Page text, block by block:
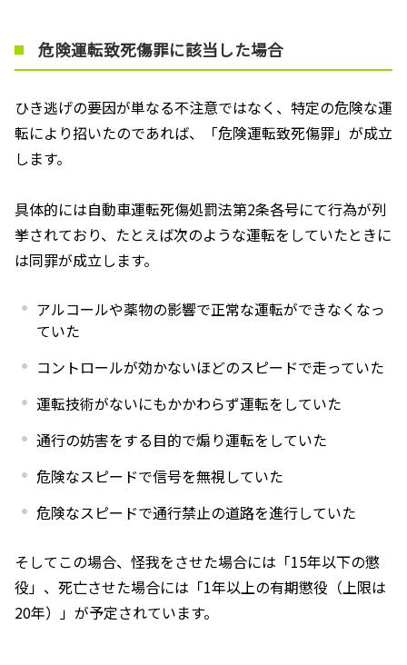
危険運転致死傷罪に該当した場合
ひき逃げの要因が単なる不注意ではなく、特定の危険な運
転により招いたのであれば、「危険運転致死傷罪」が成立
します。
具体的には自動車運転死傷処罰法第2条各号にて行為が列
挙されており、たとえば次のような運転をしていたときに
は同罪が成立します。
アルコールや薬物の影響で正常な運転ができなくなっ
ていた
コントロールが効かないほどのスピードで走っていた
運転技術がないにもかかわらず運転をしていた
通行の妨害をする目的で煽り運転をしていた
危険なスピードで信号を無視していた
危険なスピードで通行禁止の道路を進行していた
そしてこの場合、怪我をさせた場合には「15年以下の懲
役」、死亡させた場合には「1年以上の有期懲役（上限は
20年）」が予定されています。